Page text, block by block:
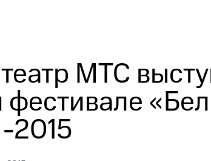
МТС
2015